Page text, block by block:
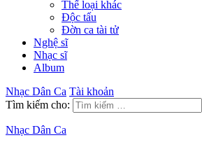
Thể loại khác
Độc tấu
Đờn ca tài tử
Nghệ sĩ
Nhạc sĩ
Album
Nhạc Dân Ca Tài khoản
Tìm kiếm cho:
Nhạc Dân Ca